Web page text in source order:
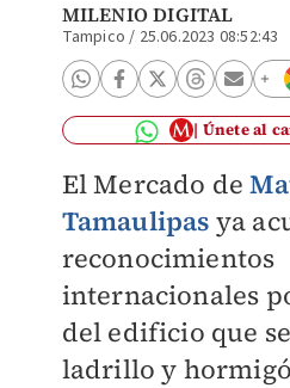
MILENIO DIGITAL
Tampico / 25.06.2023 08:52:43
Únete al
El Mercado de
Tamaulipas ya
reconocimientos
internacionales
del edificio que
ladrillo y